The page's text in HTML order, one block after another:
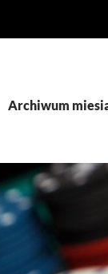
Archiwum